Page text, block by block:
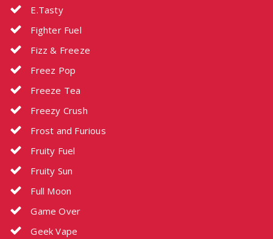
E.Tasty
Fighter Fuel
Fizz & Freeze
Freez Pop
Freeze Tea
Freezy Crush
Frost and Furious
Fruity Fuel
Fruity Sun
Full Moon
Game Over
Geek Vape